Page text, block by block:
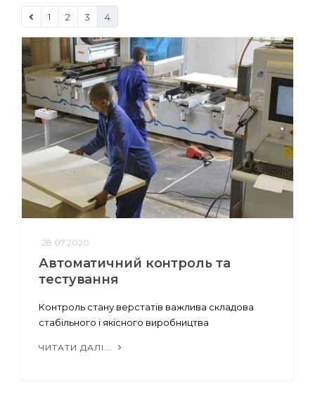
1 2 3 4
28.07.2020
Автоматичний контроль та
тестування
Контроль стану верстатів важлива складова
стабільного і якісного виробництва
ЧИТАТИ ДАЛІ...